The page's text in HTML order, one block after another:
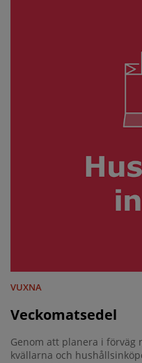
VUXNA
Veckomatsedel
Genom att planera i förväg
kvällarna och